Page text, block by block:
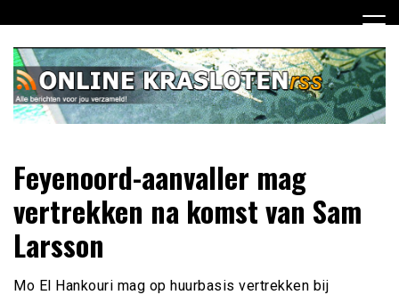
naar
inhoud
Online Krasloten RSS
jou verzameld
Feyenoord-aanvaller mag
vertrekken na komst van Sam
Larsson
Mo El Hankouri mag op huurbasis vertrekken bij